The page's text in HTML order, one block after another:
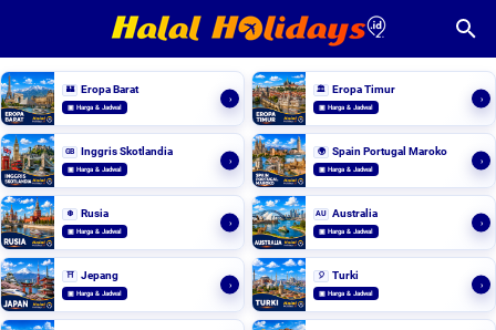
🏰 Eropa Barat
▣ Harga & Jadwal
›
🏛️ Eropa Timur
▣ Harga & Jadwal
›
GB Inggris Skotlandia
▣ Harga & Jadwal
›
🌍 Spain Portugal Maroko
▣ Harga & Jadwal
›
❄️ Rusia
▣ Harga & Jadwal
›
AU Australia
▣ Harga & Jadwal
›
⛩️ Jepang
▣ Harga & Jadwal
›
🎈 Turki
▣ Harga & Jadwal
›